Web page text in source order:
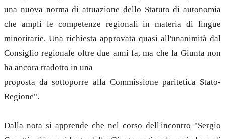
una nuova norma di attuazione dello Statuto di autonomia
che ampli le competenze regionali in materia di lingue
minoritarie. Una richiesta approvata quasi all'unanimità dal
Consiglio regionale oltre due anni fa, ma che la Giunta non
ha ancora tradotto in una
proposta da sottoporre alla Commissione paritetica Stato-
Regione".
Dalla nota si apprende che nel corso dell'incontro "Sergio